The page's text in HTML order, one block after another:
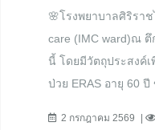
🌸โรงพยาบาลศิริรา
care (IMC ward)ณ
นี้ โดยมีวัตถุประสงค์
ป่วย ERAS อายุ 60 ปี
2 กรกฎาคม 2569